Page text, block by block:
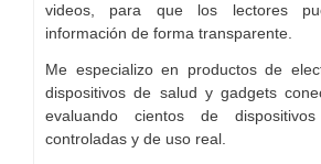
videos, para que los lectores
información de forma transparente.
Me especializo en productos de
dispositivos de salud y gadgets
evaluando cientos de
controladas y de uso real.